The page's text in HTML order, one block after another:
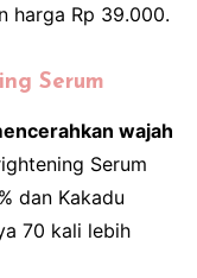
harga Rp 39.000.
Serum
wajah
Serum
dan Kakadu
70 kali lebih